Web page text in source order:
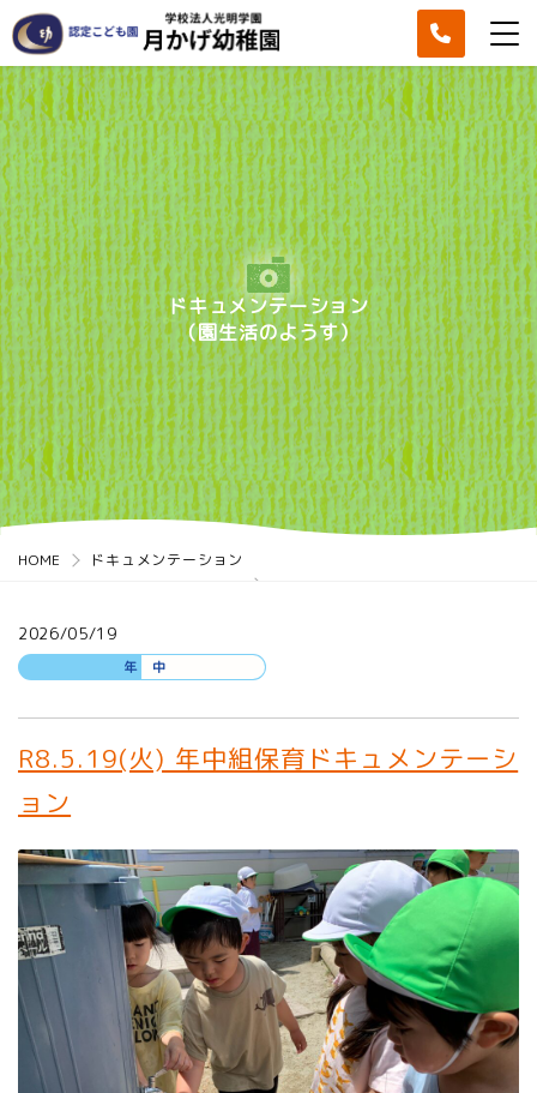
ドキュメンテーション
（園生活のようす）
HOME ドキュメンテーション
2026/05/19
年 中
R8.5.19(火) 年中組保育ドキュメンテーシ
ョン